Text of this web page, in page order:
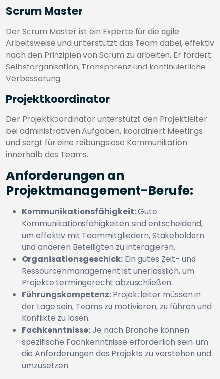
Scrum Master
Der Scrum Master ist ein Experte für die agile
Arbeitsweise und unterstützt das Team dabei, effektiv
nach den Prinzipien von Scrum zu arbeiten. Er fördert
Selbstorganisation, Transparenz und kontinuierliche
Verbesserung.
Projektkoordinator
Der Projektkoordinator unterstützt den Projektleiter
bei administrativen Aufgaben, koordiniert Meetings
und sorgt für eine reibungslose Kommunikation
innerhalb des Teams.
Anforderungen an
Projektmanagement-Berufe:
Kommunikationsfähigkeit:Gute
Kommunikationsfähigkeiten sind entscheidend,
um effektiv mit Teammitgliedern, Stakeholdern
und anderen Beteiligten zu interagieren.
Organisationsgeschick: Ein gutes Zeit- und
Ressourcenmanagement ist unerlässlich, um
Projekte termingerecht abzuschließen.
Führungskompetenz: Projektleiter müssen in
der Lage sein, Teams zu motivieren, zu führen und
Konflikte zu lösen.
Fachkenntnisse:Je nach Branche können
spezifische Fachkenntnisse erforderlich sein, um
die Anforderungen des Projekts zu verstehen und
umzusetzen.